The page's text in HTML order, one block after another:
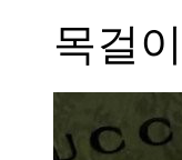
목걸